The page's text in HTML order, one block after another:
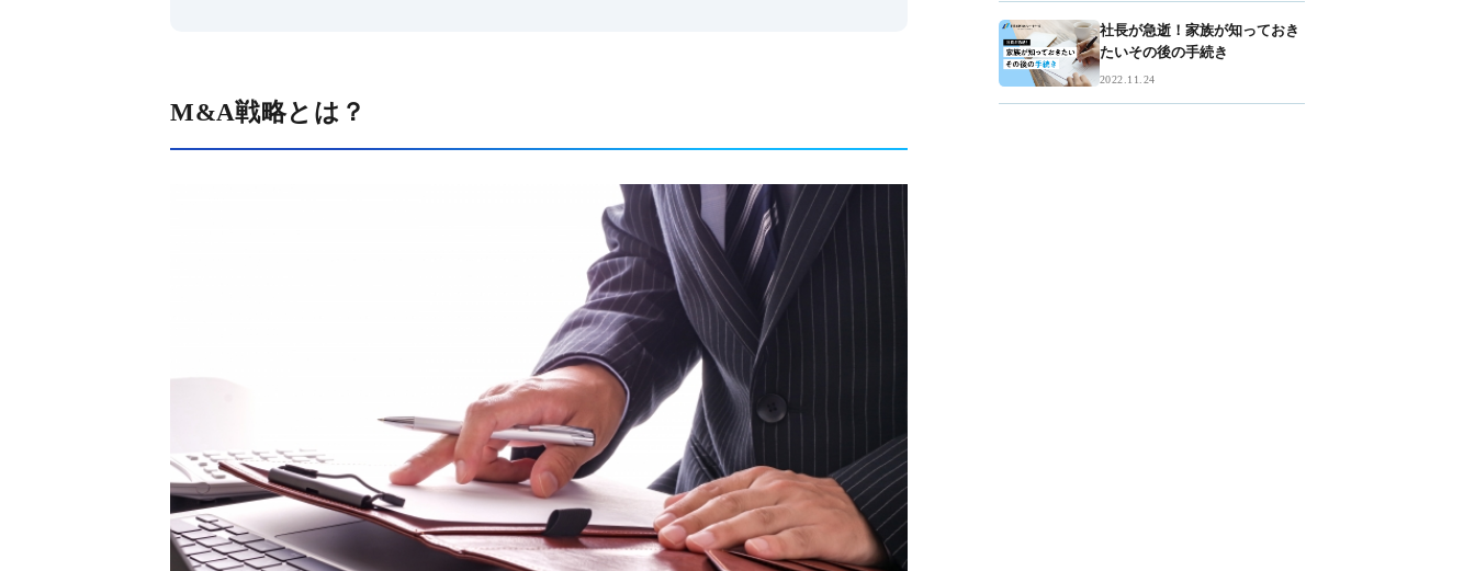
M&A戦略とは？
社長が急逝！家族が知っておき
たいその後の手続き
2022.11.24